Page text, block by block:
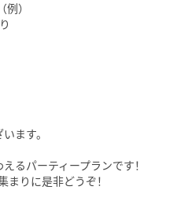
）
ます。
るパーティープランです！
まりに是非どうぞ！